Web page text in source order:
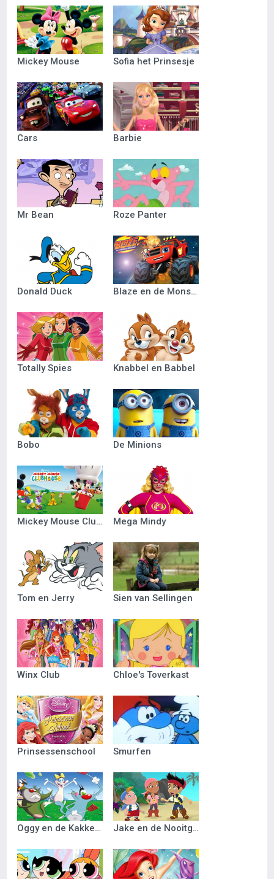
Mickey Mouse Sofia het Prinsesje
Cars Barbie
Mr Bean Roze Panter
Donald Duck Blaze en de Monsterwielen
Totally Spies Knabbel en Babbel
Bobo De Minions
Mickey Mouse Clubhuis Mega Mindy
Tom en Jerry Sien van Sellingen
Winx Club Chloe's Toverkast
Prinsessenschool Smurfen
Oggy en de Kakkerlakken Jake en de Nooitgedacht Piraten